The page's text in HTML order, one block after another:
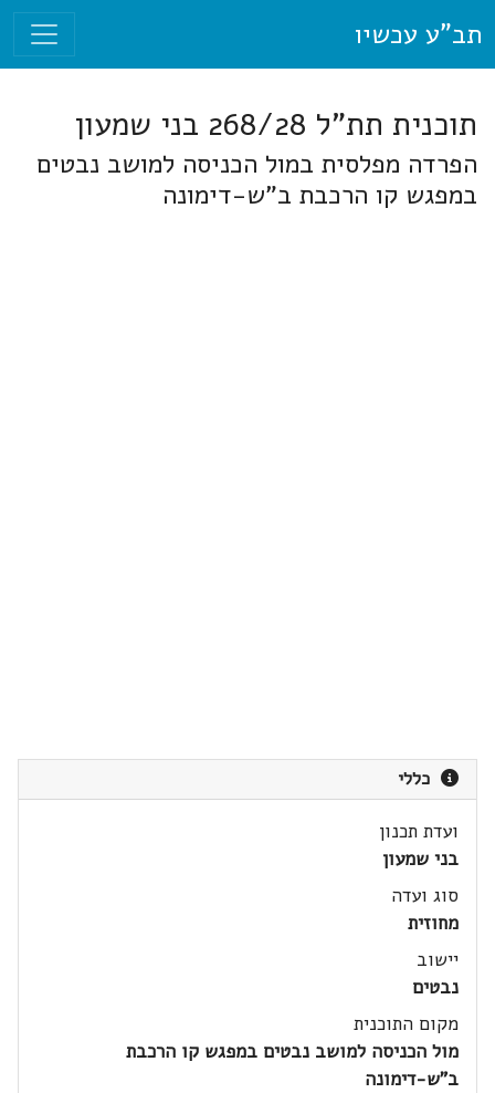
תב"ע עכשיו
תוכנית תת"ל 268/28 בני שמעון
הפרדה מפלסית במול הכניסה למושב נבטים
במפגש קו הרכבת ב"ש-דימונה
כללי
ועדת תכנון
בני שמעון
סוג ועדה
מחוזית
יישוב
נבטים
מקום התוכנית
מול הכניסה למושב נבטים במפגש קו הרכבת
ב"ש-דימונה